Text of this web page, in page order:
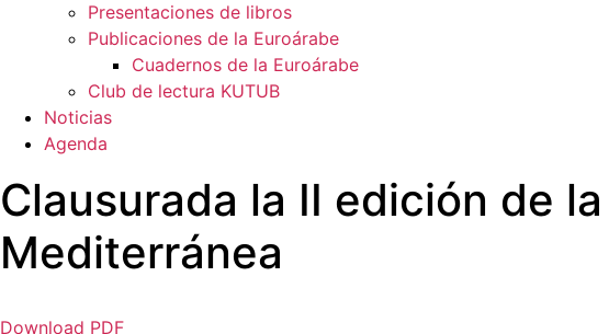
Presentaciones de libros
Publicaciones de la Euroárabe
Cuadernos de la Euroárabe
Club de lectura KUTUB
Noticias
Agenda
Clausurada la II edición de
Mediterránea
Download PDF